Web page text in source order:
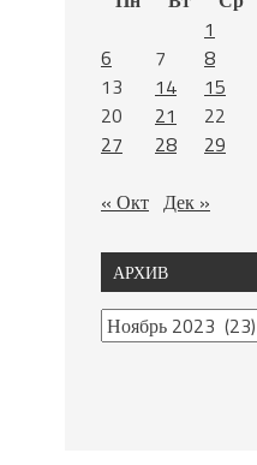
1
6
7 8
13
14 15
20
21 22
27
28 29
« Окт Дек »
АРХИВ